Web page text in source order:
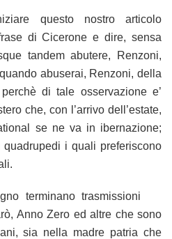
questo nostro articolo
di Cicerone e dire, sensa
tandem abutere, Renzoni,
abuserai, Renzoni, della
di tale osservazione e’
che, con l’arrivo dell’estate,
se ne va in ibernazione;
i quali preferiscono
terminano trasmissioni
Anno Zero ed altre che sono
sia nella madre patria che